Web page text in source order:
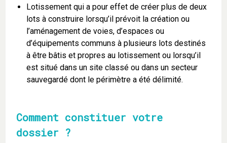
Lotissement qui a pour effet de créer plus de deux
lots à construire lorsqu’il prévoit la création ou
l’aménagement de voies, d’espaces ou
d’équipements communs à plusieurs lots destinés
à être bâtis et propres au lotissement ou lorsqu’il
est situé dans un site classé ou dans un secteur
sauvegardé dont le périmètre a été délimité.
Comment constituer votre
dossier ?